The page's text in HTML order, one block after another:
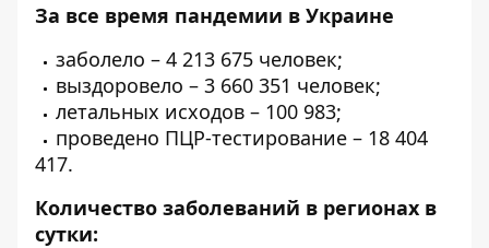
За все время пандемии в Украине
заболело – 4 213 675 человек;
выздоровело – 3 660 351 человек;
летальных исходов – 100 983;
проведено ПЦР-тестирование – 18 404
417.
Количество заболеваний в регионах в
сутки: